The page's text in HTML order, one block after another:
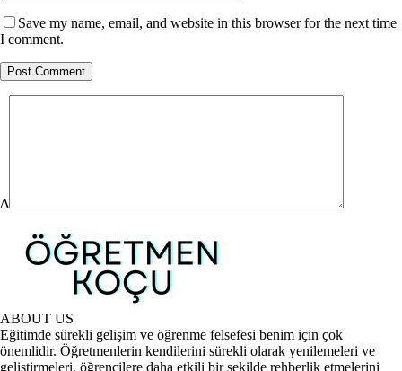
Save my name, email, and website in this browser for the next time
I comment.
Δ
ABOUT US
Eğitimde sürekli gelişim ve öğrenme felsefesi benim için çok
önemlidir. Öğretmenlerin kendilerini sürekli olarak yenilemeleri ve
geliştirmeleri, öğrencilere daha etkili bir şekilde rehberlik etmelerini